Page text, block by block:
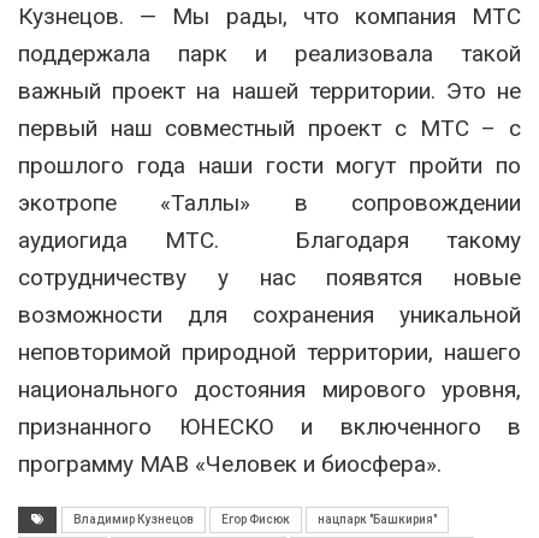
Кузнецов. — Мы рады, что компания МТС
поддержала парк и реализовала такой
важный проект на нашей территории. Это не
первый наш совместный проект с МТС – с
прошлого года наши гости могут пройти по
экотропе «Таллы» в сопровождении
аудиогида МТС. Благодаря такому
сотрудничеству у нас появятся новые
возможности для сохранения уникальной
неповторимой природной территории, нашего
национального достояния мирового уровня,
признанного ЮНЕСКО и включенного в
программу МАВ «Человек и биосфера».
Владимир Кузнецов Егор Фисюк нацпарк "Башкирия"